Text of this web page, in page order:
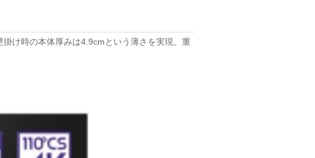
け時の本体厚みは4.9cmという薄さを実現。重